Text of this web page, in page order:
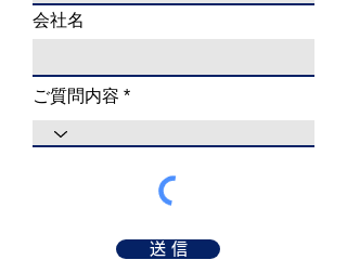
会社名
ご質問内容
送 信